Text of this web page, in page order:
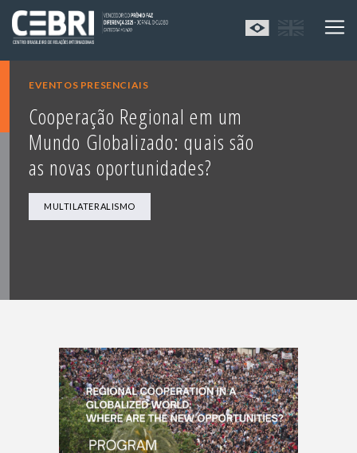
EVENTOS PRESENCIAIS
Cooperação Regional em um
Mundo Globalizado: quais são
as novas oportunidades?
MULTILATERALISMO